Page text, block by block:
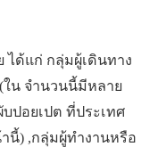
ได้แก่ กลุ่มผู้เดินทาง
ใน จำนวนนี้มีหลาย
ปอยเปต ที่ประเทศ
นี้) ,กลุ่มผู้ทำงานหรือ